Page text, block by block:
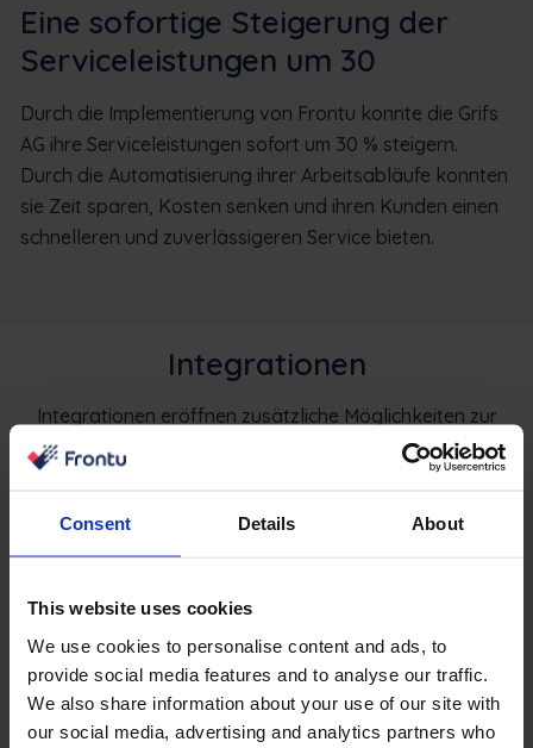
Consent Details About
This website uses cookies
We use cookies to personalise content and ads, to
provide social media features and to analyse our traffic.
We also share information about your use of our site with
our social media, advertising and analytics partners who
Eine sofortige Steigerung der
Serviceleistungen um 30
Durch die Implementierung von Frontu konnte die Grifs
AG ihre Serviceleistungen sofort um 30 % steigern.
Durch die Automatisierung ihrer Arbeitsabläufe konnten
sie Zeit sparen, Kosten senken und ihren Kunden einen
schnelleren und zuverlässigeren Service bieten.
Integrationen
Integrationen eröffnen zusätzliche Möglichkeiten zur
Prozessoptimierung und ermöglichen es Ihnen, Frontu
nahtlos in Ihren Arbeitsablauf zu integrieren.